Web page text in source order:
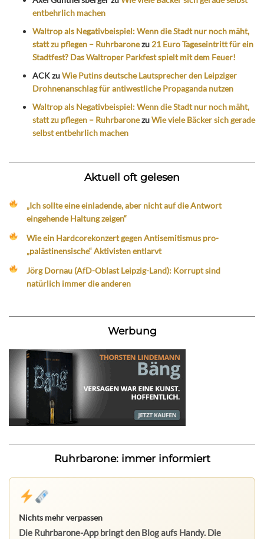
entbehrlich machen
Waltrop als Negativbeispiel: Wenn die Stadt nur noch mäht,
statt zu pflegen – Ruhrbaronezu 21 Euro Tageseintritt für ein
Stadtfest? Das Waltroper Parkfest spielt mit dem Feuer!
ACKzuWie Putins deutsche Lautsprecher den Leipziger
Drohnenanschlag für antiwestliche Propaganda nutzen
Waltrop als Negativbeispiel: Wenn die Stadt nur noch mäht,
statt zu pflegen – RuhrbaronezuWie viele Bäcker sich gerade
selbst entbehrlich machen
Aktuell oft gelesen
„Ich sollte eine einladende, aber nicht auf die Antwort
eingehende Haltung zeigen“
Wie ein Hardcorekonzert gegen Antisemitismus pro-
„palästinensische“ Aktivisten entlarvt
Jörg Dornau (AfD-Oblast Leipzig-Land): Korrupt sind
natürlich immer die anderen
Werbung
Ruhrbarone: immer informiert
Nichts mehr verpassen
Die Ruhrbarone-App bringt den Blog aufs Handy. Die